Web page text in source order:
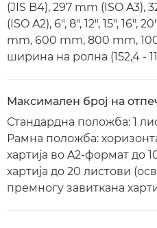
(JIS B4), 297 mm (ISO A3),
(ISO A2), 6", 8", 12", 15", 16",
mm, 600 mm, 800 mm,
ширина на ролна (152,4 -
Максимален број на
Стандардна положба: 1
Рамна положба:
хартија во A2-формат до
хартија до 20 листови
премногу завиткана